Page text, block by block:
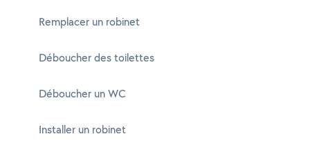
Remplacer un robinet
Déboucher des toilettes
Déboucher un WC
Installer un robinet